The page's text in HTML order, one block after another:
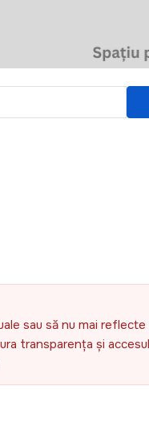
sau să nu mai
transparența și